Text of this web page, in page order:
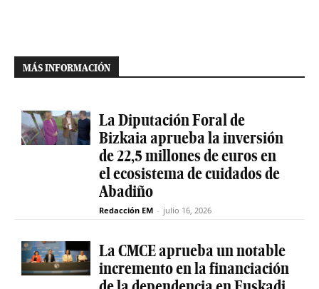
MÁS INFORMACIÓN
La Diputación Foral de
Bizkaia aprueba la inversión
de 22,5 millones de euros en
el ecosistema de cuidados de
Abadiño
Redacción EM - julio 16, 2026
La CMCE aprueba un notable
incremento en la financiación